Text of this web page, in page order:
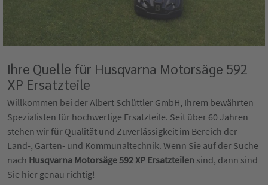
Ihre Quelle für Husqvarna Motorsäge 592
XP Ersatzteile
Willkommen bei der Albert Schüttler GmbH, Ihrem bewährten
Spezialisten für hochwertige Ersatzteile. Seit über 60 Jahren
stehen wir für Qualität und Zuverlässigkeit im Bereich der
Land-, Garten- und Kommunaltechnik. Wenn Sie auf der Suche
nach Husqvarna Motorsäge 592 XP Ersatzteilen sind, dann sind
Sie hier genau richtig!